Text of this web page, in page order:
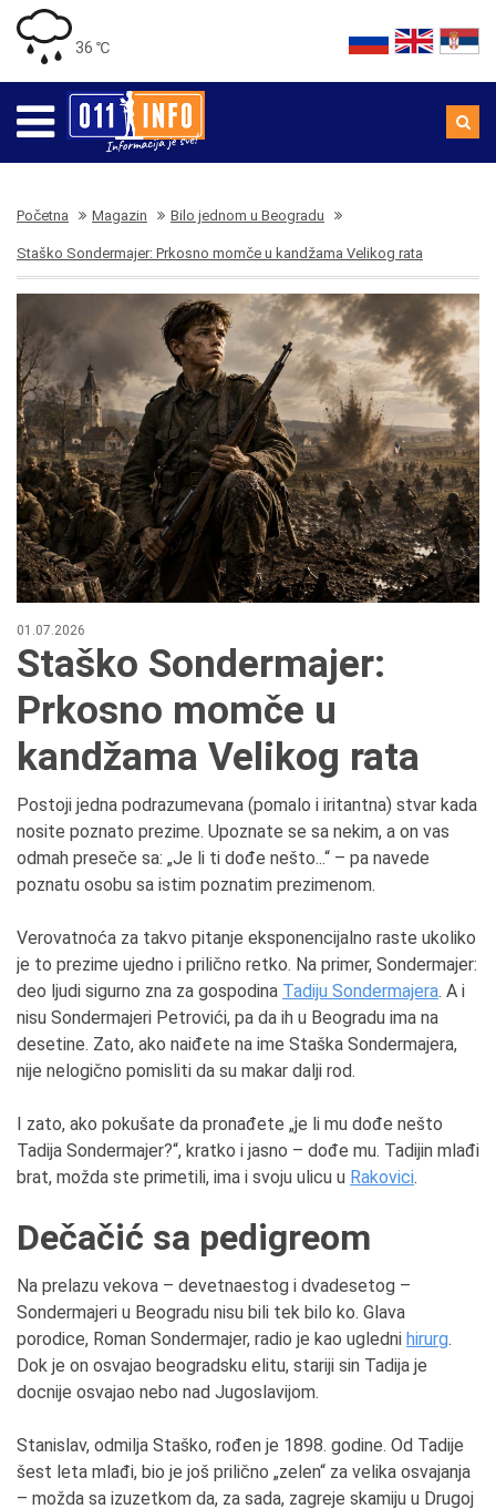
36 ℃
Početna Magazin Bilo jednom u Beogradu
Staško Sondermajer: Prkosno momče u kandžama Velikog rata
01.07.2026
Staško Sondermajer:
Prkosno momče u
kandžama Velikog rata
Postoji jedna podrazumevana (pomalo i iritantna) stvar kada
nosite poznato prezime. Upoznate se sa nekim, a on vas
odmah preseče sa: „Je li ti dođe nešto...“ – pa navede
poznatu osobu sa istim poznatim prezimenom.
Verovatnoća za takvo pitanje eksponencijalno raste ukoliko
je to prezime ujedno i prilično retko. Na primer, Sondermajer:
deo ljudi sigurno zna za gospodina Tadiju Sondermajera. A i
nisu Sondermajeri Petrovići, pa da ih u Beogradu ima na
desetine. Zato, ako naiđete na ime Staška Sondermajera,
nije nelogično pomisliti da su makar dalji rod.
I zato, ako pokušate da pronađete „je li mu dođe nešto
Tadija Sondermajer?“, kratko i jasno – dođe mu. Tadijin mlađi
brat, možda ste primetili, ima i svoju ulicu u Rakovici.
Dečačić sa pedigreom
Na prelazu vekova – devetnaestog i dvadesetog –
Sondermajeri u Beogradu nisu bili tek bilo ko. Glava
porodice, Roman Sondermajer, radio je kao ugledni hirurg.
Dok je on osvajao beogradsku elitu, stariji sin Tadija je
docnije osvajao nebo nad Jugoslavijom.
Stanislav, odmilja Staško, rođen je 1898. godine. Od Tadije
šest leta mlađi, bio je još prilično „zelen“ za velika osvajanja
– možda sa izuzetkom da, za sada, zagreje skamiju u Drugoj